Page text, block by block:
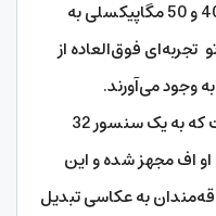
ارزشمند تبدیل کرده‌اند. دو دوربین‌ 40 و 50 مگاپیکسلی به
تجربه‌ای فوق‌العاده از
وجود می‌آورند.
دوربین سلفی هم از نوع دوگانه است که به یک سنسور 32
اف مجهز شده و این
به عکاسی تبدیل